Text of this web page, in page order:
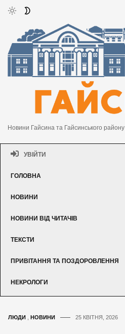
Новини Гайсина та Гайсинського району
УВІЙТИ
ГОЛОВНА
НОВИНИ
НОВИНИ ВІД ЧИТАЧІВ
ТЕКСТИ
ПРИВІТАННЯ ТА ПОЗДОРОВЛЕННЯ
НЕКРОЛОГИ
ЛЮДИ НОВИНИ 25 КВІТНЯ, 2026